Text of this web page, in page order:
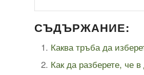
СЪДЪРЖАНИЕ:
Каква тръба да
Как да разберете, че